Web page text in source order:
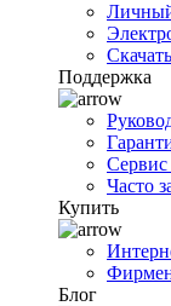
Скачать
Поддержка
Часто
Купить
Блог